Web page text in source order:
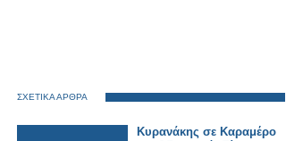
ΣΧΕΤΙΚΑ ΑΡΘΡΑ
Κυρανάκης σε Καραμέρο